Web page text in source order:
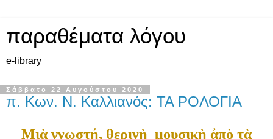
παραθέματα λόγου
e-library
Σάββατο 22 Αυγούστου 2020
π. Κων. Ν. Καλλιανός: ΤΑ ΡΟΛΟΓΙΑ
Μιὰ γνωστή, θερινὴ μουσικὴ ἀπὸ τὰ